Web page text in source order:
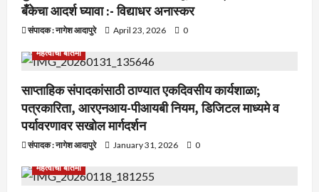
बँकेचा आदर्श घ्यावा :- विद्याधर अनास्कर
संपादक : नागेश आदापुरे April 23, 2026 0
महत्वाची बातमी
साप्ताहिक संपादकांसाठी ठाण्यात एकदिवसीय कार्यशाळा;
पत्रकारिता, आरएनआय-पीआयबी नियम, डिजिटल माध्यमे व
पर्यावरणावर सखोल मार्गदर्शन
संपादक : नागेश आदापुरे January 31, 2026 0
महत्वाची बातमी